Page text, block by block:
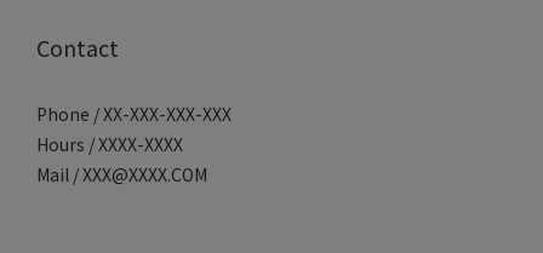
Contact
Phone / XX-XXX-XXX-XXX
Hours / XXXX-XXXX
Mail / XXX@XXXX.COM